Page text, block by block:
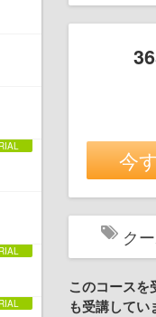
今
ク
このコースを
も受講してい